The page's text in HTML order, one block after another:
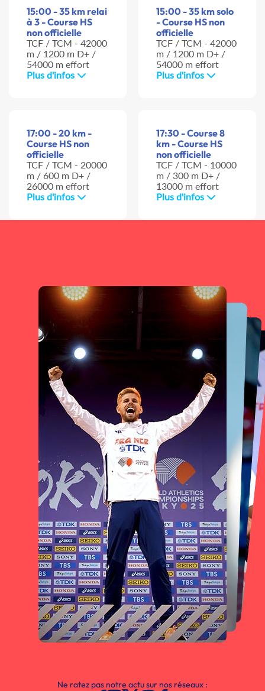
15:00 - 35 km relai
à 3 - Course HS
non officielle
TCF / TCM - 42000
m / 1200 m D+ /
54000 m effort
Plus d'infos
15:00 - 35 km solo
- Course HS non
officielle
TCF / TCM - 42000
m / 1200 m D+ /
54000 m effort
Plus d'infos
17:00 - 20 km -
Course HS non
officielle
TCF / TCM - 20000
m / 600 m D+ /
26000 m effort
Plus d'infos
17:30 - Course 8
km - Course HS
non officielle
TCF / TCM - 10000
m / 300 m D+ /
13000 m effort
Plus d'infos
Ne ratez pas notre actu sur nos réseaux :